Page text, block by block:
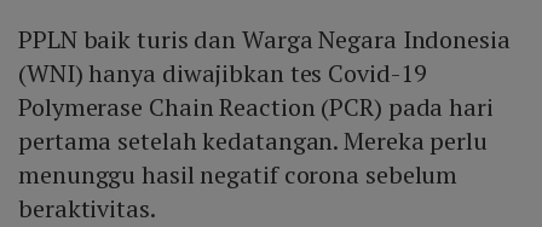
PPLN baik turis dan Warga Negara Indonesia
(WNI) hanya diwajibkan tes Covid-19
Polymerase Chain Reaction (PCR) pada hari
pertama setelah kedatangan. Mereka perlu
menunggu hasil negatif corona sebelum
beraktivitas.